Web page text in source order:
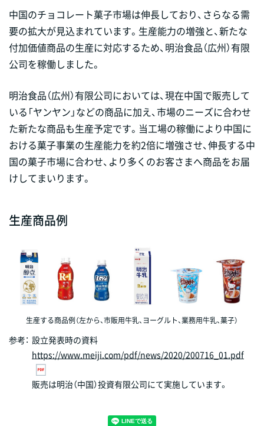
中国のチョコレート菓子市場は伸長しており、さらなる需
要の拡大が見込まれています。生産能力の増強と、新たな
付加価値商品の生産に対応するため、明治食品（広州）有限
公司を稼働しました。
明治食品（広州）有限公司においては、現在中国で販売して
いる「ヤンヤン」などの商品に加え、市場のニーズに合わせ
た新たな商品も生産予定です。当工場の稼働により中国に
おける菓子事業の生産能力を約2倍に増強させ、伸長する中
国の菓子市場に合わせ、より多くのお客さまへ商品をお届
けしてまいります。
生産商品例
生産する商品例（左から、市販用牛乳、ヨーグルト、業務用牛乳、菓子）
参考： 設立発表時の資料
https://www.meiji.com/pdf/news/2020/200716_01.pdf
販売は明治（中国）投資有限公司にて実施しています。